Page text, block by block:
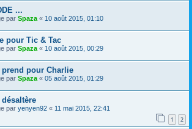
...
par Spaza « 10 août 2015, 01:10
pour Tic & Tac
par Spaza « 10 août 2015, 00:29
pour Charlie
par Spaza « 05 août 2015, 01:29
par yenyen92 « 11 mai 2015, 22:41
1 2